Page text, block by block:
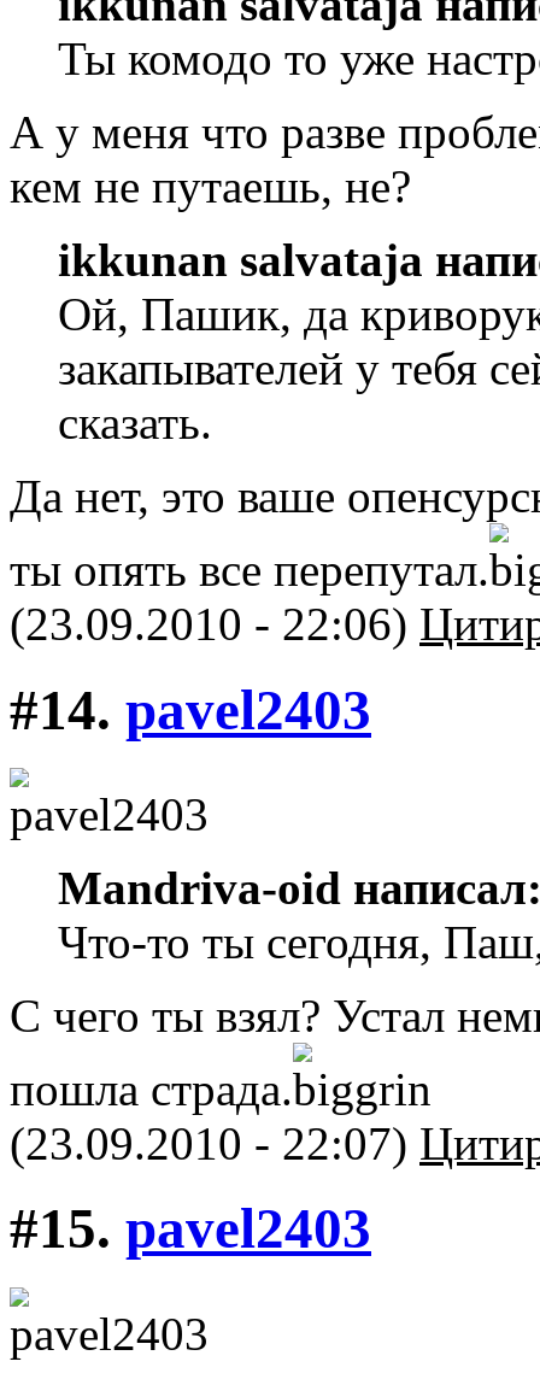
Ты комодо то уже
А у меня что разве
кем не путаешь, не?
ikkunan salvataja
Ой, Пашик, да
закапывателей у тебя
сказать.
Да нет, это ваше
ты опять все перепутал.
(23.09.2010 - 22:06)
#14. pavel2403
Mandriva-oid
Что-то ты сегодня,
С чего ты взял? Устал
пошла страда.
(23.09.2010 - 22:07)
#15. pavel2403